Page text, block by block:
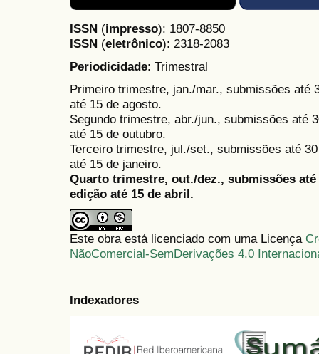
ISSN (impresso): 1807-8850
ISSN (eletrônico): 2318-2083
Periodicidade: Trimestral
Primeiro trimestre, jan./mar., submissões até
até 15 de agosto.
Segundo trimestre, abr./jun., submissões até
até 15 de outubro.
Terceiro trimestre, jul./set., submissões até
até 15 de janeiro.
Quarto trimestre, out./dez., submissões
edição até 15 de abril.
Este obra está licenciado com uma Licença
NãoComercial-SemDerivações 4.0
Indexadores